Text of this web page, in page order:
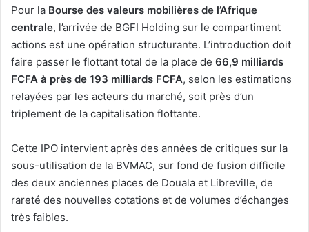
Pour la Bourse des valeurs mobilières de l’Afrique
centrale, l’arrivée de BGFI Holding sur le compartiment
actions est une opération structurante. L’introduction doit
faire passer le flottant total de la place de 66,9 milliards
FCFA à près de 193 milliards FCFA, selon les estimations
relayées par les acteurs du marché, soit près d’un
triplement de la capitalisation flottante.
Cette IPO intervient après des années de critiques sur la
sous-utilisation de la BVMAC, sur fond de fusion difficile
des deux anciennes places de Douala et Libreville, de
rareté des nouvelles cotations et de volumes d’échanges
très faibles.